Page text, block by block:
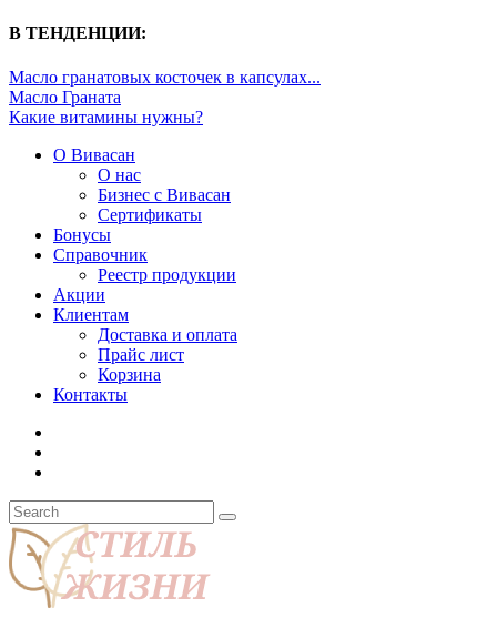
В ТЕНДЕНЦИИ:
Масло гранатовых косточек в капсулах...
Масло Граната
Какие витамины нужны?
О Вивасан
О нас
Бизнес с Вивасан
Сертификаты
Бонусы
Справочник
Реестр продукции
Акции
Клиентам
Доставка и оплата
Прайс лист
Корзина
Контакты